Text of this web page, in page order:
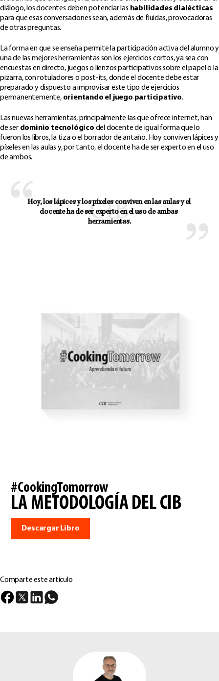
diálogo, los docentes deben potenciar las habilidades dialécticas
para que esas conversaciones sean, además de fluidas, provocadoras
de otras preguntas.
La forma en que se enseña permite la participación activa del alumno y
una de las mejores herramientas son los ejercicios cortos, ya sea con
encuestas en directo, juegos o lienzos participativos sobre el papel o la
pizarra, con rotuladores o post-its, donde el docente debe estar
preparado y dispuesto a improvisar este tipo de ejercicios
permanentemente, orientando el juego participativo.
Las nuevas herramientas, principalmente las que ofrece internet, han
de ser dominio tecnológico del docente de igual forma que lo
fueron los libros, la tiza o el borrador de antaño. Hoy conviven lápices y
píxeles en las aulas y, por tanto, el docente ha de ser experto en el uso
de ambos.
Hoy, los lápices y los píxeles conviven en las aulas y el
docente ha de ser experto en el uso de ambas
herramientas.
#CookingTomorrow
LA METODOLOGÍA DEL CIB
Descargar Libro
Comparte este artículo